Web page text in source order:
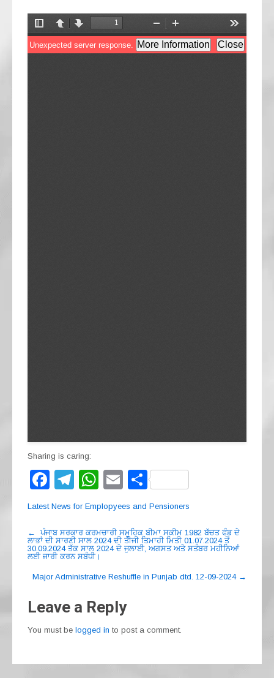
Sharing is caring:
F
a
e
b
o
k
T
el
gr
a
m
W
h
s
A
p
E
m
S
h
e
Latest News for Emplopyees and Pensioners
Post
navigation
←
ਪੰਜਾਬ ਸਰਕਾਰ ਕਰਮਚਾਰੀ ਸਮੂਹਿਕ ਬੀਮਾ ਸਕੀਮ 1982 ਬੱਚਤ ਫੰਡ ਦੇ
ਲਾਭਾਂ ਦੀ ਸਾਰਣੀ ਸਾਲ 2024 ਦੀ ਤੀਜੀ ਤਿਮਾਹੀ ਮਿਤੀ 01.07.2024 ਤੋਂ
30.09.2024 ਤੱਕ ਸਾਲ 2024 ਦੇ ਜੁਲਾਈ, ਅਗਸਤ ਅਤੇ ਸਤੰਬਰ ਮਹੀਨਿਆਂ
ਲਈ ਜਾਰੀ ਕਰਨ ਸਬੰਧੀ।
Major Administrative Reshuffle in Punjab dtd. 12-09-2024 →
Leave a Reply
You must be logged in to post a comment.